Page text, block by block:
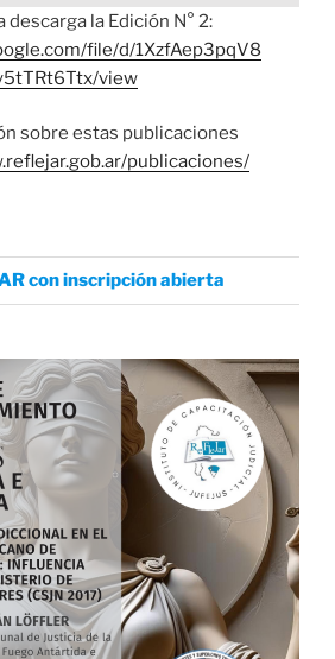
descarga la Edición N° 2:
file/d/1XzfAep3pqV8
view
sobre estas publicaciones
publicaciones/
con inscripción abierta